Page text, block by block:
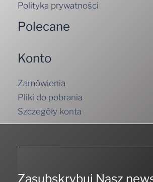
Polityka prywatności
Polecane
Konto
Zamówienia
Pliki do pobrania
Szczegóły konta
Zasubskrybuj Nasz